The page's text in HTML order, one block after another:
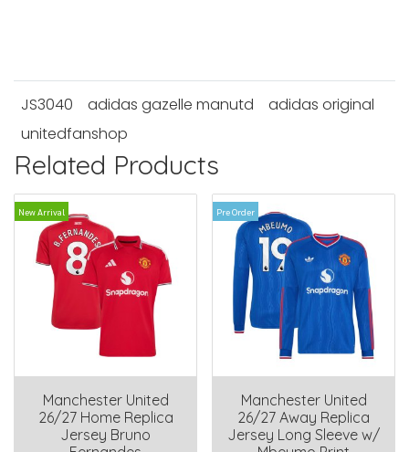
JS3040 adidas gazelle manutd
adidas original
unitedfanshop
Related Products
New Arrival
Manchester United
26/27 Home Replica
Jersey Bruno
Pre Order
Manchester United
26/27 Away Replica
Jersey Long Sleeve w/